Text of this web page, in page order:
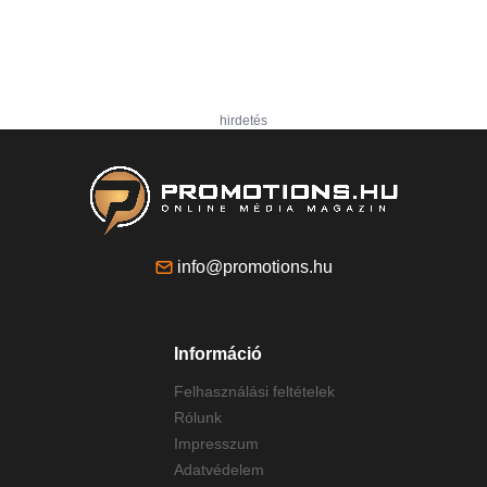
hirdetés
info@promotions.hu
Információ
Felhasználási feltételek
Rólunk
Impresszum
Adatvédelem